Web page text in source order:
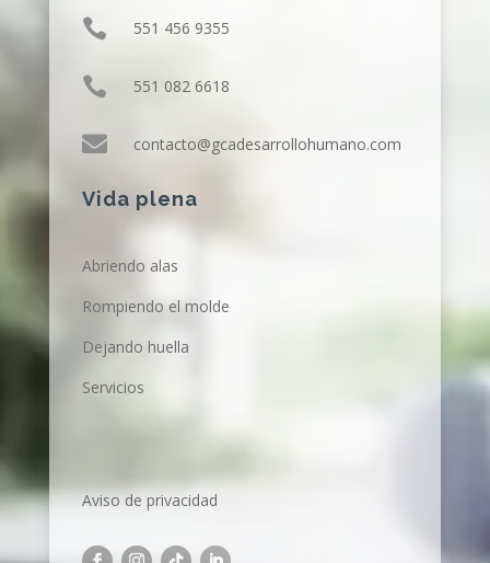
 551 456 9355
 551 082 6618
 contacto@gcadesarrollohumano.com
Vida plena
Abriendo alas
Rompiendo el molde
Dejando huella
Servicios
Aviso de privacidad